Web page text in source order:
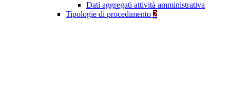
Dati aggregati attività amministrativa
Tipologie di procedimento 2